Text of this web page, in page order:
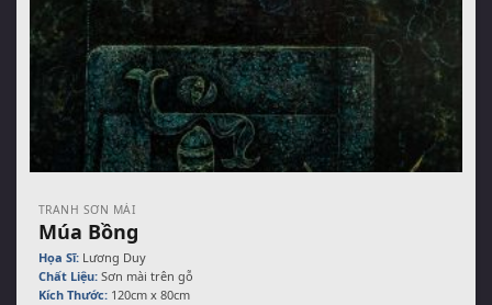
TRANH SƠN MÀI
Múa Bồng
Họa Sĩ:Lương Duy
Chất Liệu:Sơn mài trên gỗ
Kích Thước:120cm x 80cm